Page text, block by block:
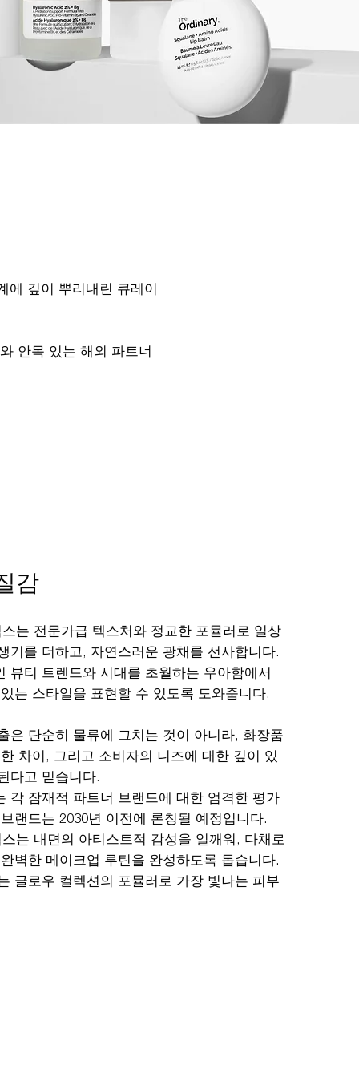
깊이 뿌리내린 큐레이
안목 있는 해외 파트너
감
는 전문가급 텍스처와 정교한 포뮬러로 일상
기를 더하고, 자연스러운 광채를 선사합니다.
뷰티 트렌드와 시대를 초월하는 우아함에서
는 스타일을 표현할 수 있도록 도와줍니다.
은 단순히 물류에 그치는 것이 아니라, 화장품
차이, 그리고 소비자의 니즈에 대한 깊이 있
다고 믿습니다.
각 잠재적 파트너 브랜드에 대한 엄격한 평가
랜드는 2030년 이전에 론칭될 예정입니다.
는 내면의 아티스트적 감성을 일깨워, 다채로
벽한 메이크업 루틴을 완성하도록 돕습니다.
글로우 컬렉션의 포뮬러로 가장 빛나는 피부